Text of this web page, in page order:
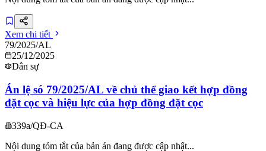
Xem chi tiết
79/2025/AL
25/12/2025
Dân sự
Án lệ só 79/2025/AL về chủ thể giao kết hợp đồng
đặt cọc và hiệu lực của hợp đồng đặt cọc
339a/QĐ-CA
Nội dung tóm tắt của bản án đang được cập nhật...